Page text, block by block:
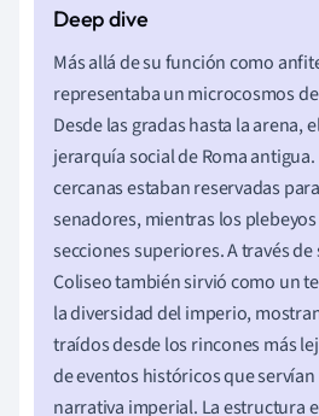
Más allá de su función como
representaba un microcosmos
Desde las gradas hasta la arena,
jerarquía social de Roma antigua.
cercanas estaban reservadas
senadores, mientras los
secciones superiores. A través de
Coliseo también sirvió como un
la diversidad del imperio,
traídos desde los rincones más
de eventos históricos que
narrativa imperial. La estructura